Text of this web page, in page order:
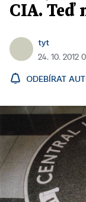
CIA. Teď
tyt
24. 10. 2012
ODEBÍRAT